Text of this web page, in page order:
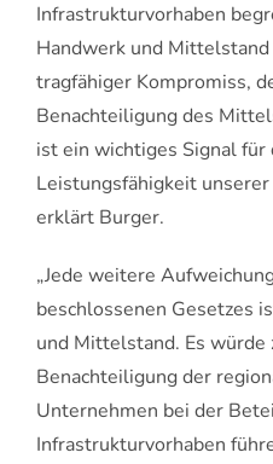
Infrastrukturvorhaben
Handwerk und Mittelstand
tragfähiger Kompromiss,
Benachteiligung des
ist ein wichtiges Signal für
Leistungsfähigkeit
erklärt Burger.
„Jede weitere
beschlossenen Gesetzes
und Mittelstand. Es
Benachteiligung der
Unternehmen bei der
Infrastrukturvorhaben